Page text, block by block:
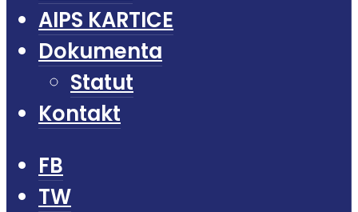
AIPS KARTICE
Dokumenta
Statut
Kontakt
FB
TW